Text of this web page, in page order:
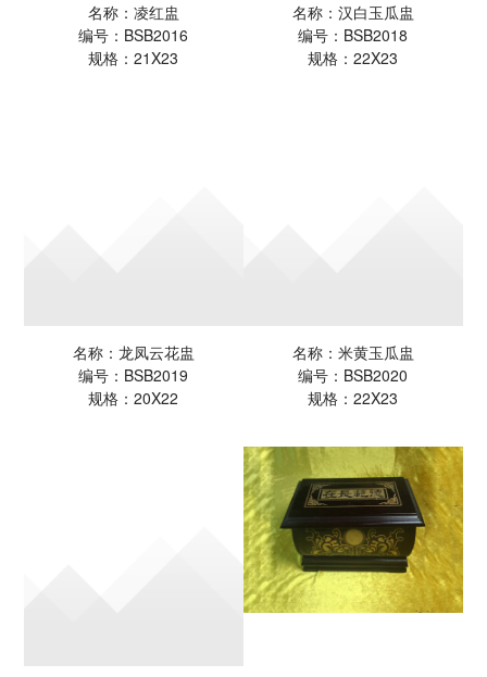
名称：凌红盅
编号：BSB2016
规格：21X23
名称：汉白玉瓜盅
编号：BSB2018
规格：22X23
名称：龙凤云花盅
编号：BSB2019
规格：20X22
名称：米黄玉瓜盅
编号：BSB2020
规格：22X23